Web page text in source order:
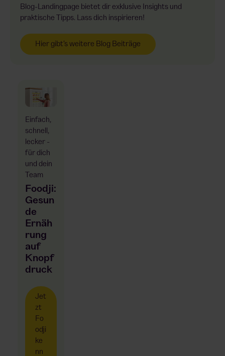
Einfach,
schnell,
lecker -
für dich
und dein
Team
Foodji:
Gesun
de
Ernäh
rung
auf
Knopf
druck
Jet
zt
Fo
odji
ke
nn
Blog-Landingpage bietet dir exklusive Insights und
praktische Tipps. Lass dich inspirieren!
Hier gibt's weitere Blog Beiträge